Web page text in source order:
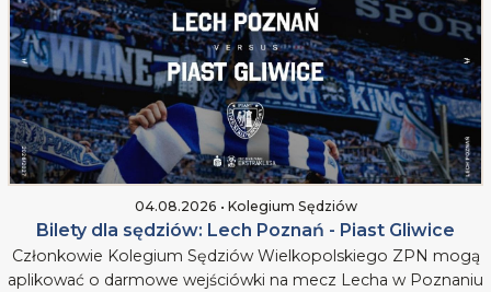
04.08.2026 • Kolegium Sędziów
Bilety dla sędziów: Lech Poznań - Piast Gliwice
Członkowie Kolegium Sędziów Wielkopolskiego ZPN mogą
aplikować o darmowe wejściówki na mecz Lecha w Poznaniu